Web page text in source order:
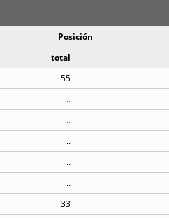
Posición
total
55
..
..
..
..
..
33